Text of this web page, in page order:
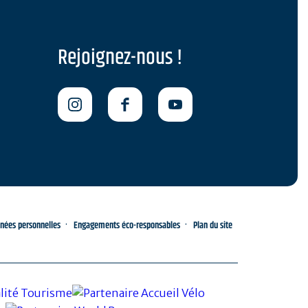
Rejoignez-nous !
personnelles Engagements éco-responsables Plan du site